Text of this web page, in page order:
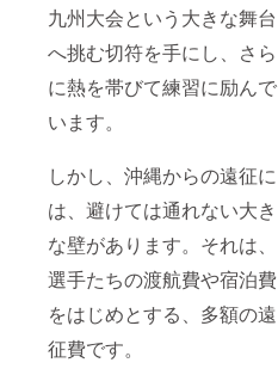
九州大会という大きな舞台
へ挑む切符を手にし、さら
に熱を帯びて練習に励んで
います。
しかし、沖縄からの遠征に
は、避けては通れない大き
な壁があります。それは、
選手たちの渡航費や宿泊費
をはじめとする、多額の遠
征費です。